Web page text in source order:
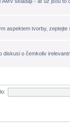
aspektem tvorby, zeptejte
diskusi o čemkoliv